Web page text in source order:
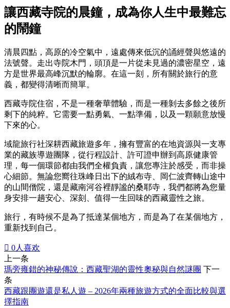
讓西藏寺院的晨鐘，成為你人生中最難忘
的鬧鐘
清晨四點，高原的冷空氣中，遠處傳來低沉的誦經聲與悠遠的
法號聲。走出寺院木門，頭頂是一片從未見過的濃密星空，遠
方是世界最高峰沉默的輪廓。在這一刻，所有關於旅行的意
義，都變得清晰而簡單。
西藏寺院住宿，不是一種奢華體驗，而是一種剝去多餘之後所
剩下的純粹。它需要一點勇氣、一點準備，以及一顆願意放慢
下來的心。
域龍旅行社深耕西藏旅遊多年，擁有豐富的在地資源與一支專
業的藏族導遊團隊，從行程設計、許可證申辦到高原健康管
理，每一個環節都由我們全權負責，讓您專注於感受，而非操
心細節。無論您嚮往珠峰日出下的絨布寺、岡仁波齊轉山途中
的山間僧院，還是藏南河谷裡靜謐的桑耶寺，我們都將為您量
身安排一趟安心、深刻、值得一生回味的西藏靈性之旅。
旅行，有時候不是為了抵達某個地方，而是為了在某個地方，
重新找到自己。
 0人喜欢
上一条
瑪旁雍錯的神秘傳說：西藏聖湖的靈性奧秘與自然謎團 下一
条
西藏跟團遊還是私人遊 – 2026年兩種旅遊方式的全面比較與選
擇指南